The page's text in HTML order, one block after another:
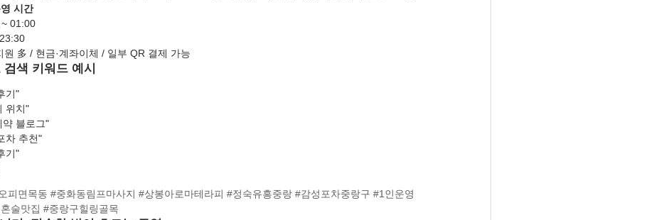
시간
01:00
원 多 / 현금·계좌이체 / 일부 QR 결제 가능
색 키워드 예시
기"
위치"
약 블로그"
차 추천"
기"
피면목동 #중화동림프마사지 #상봉아로마테라피 #정숙유흥중랑 #감성포차중랑구 #1인운영
술맛집 #중랑구힐링골목